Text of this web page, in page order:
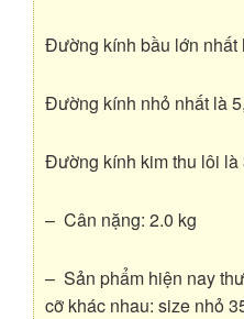
Đường kính bầu lớn nhất
Đường kính nhỏ nhất là
Đường kính kim thu lôi là
– Cân nặng: 2.0 kg
– Sản phẩm hiện nay
cỡ khác nhau: size nhỏ